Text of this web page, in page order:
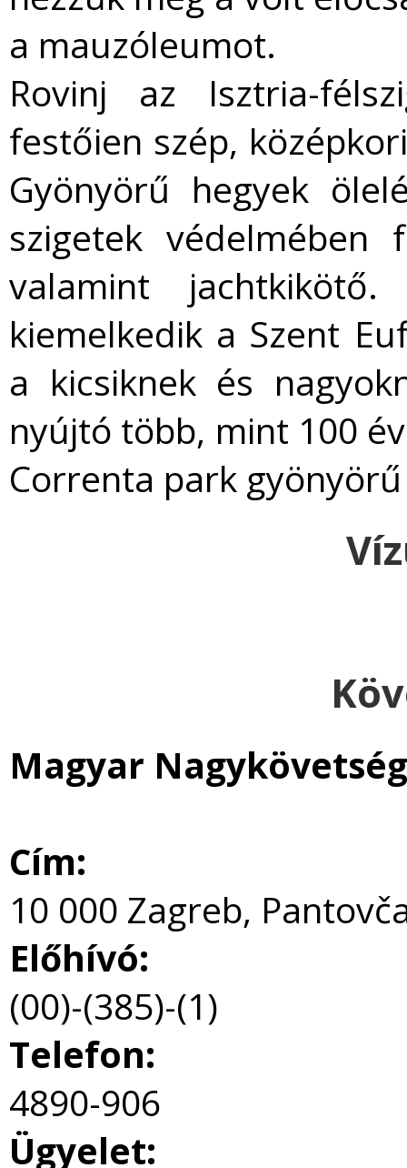
a mauzóleumot.
Rovinj az Isztria-
festőien szép,
Gyönyörű hegyek
szigetek védelmében
valamint
kiemelkedik a Szent
a kicsiknek és
nyújtó több, mint 100
Correnta park
Magyar
Cím:
10 000 Zagreb,
Előhívó:
(00)-(385)-(1)
Telefon:
4890-906
Ügyelet: